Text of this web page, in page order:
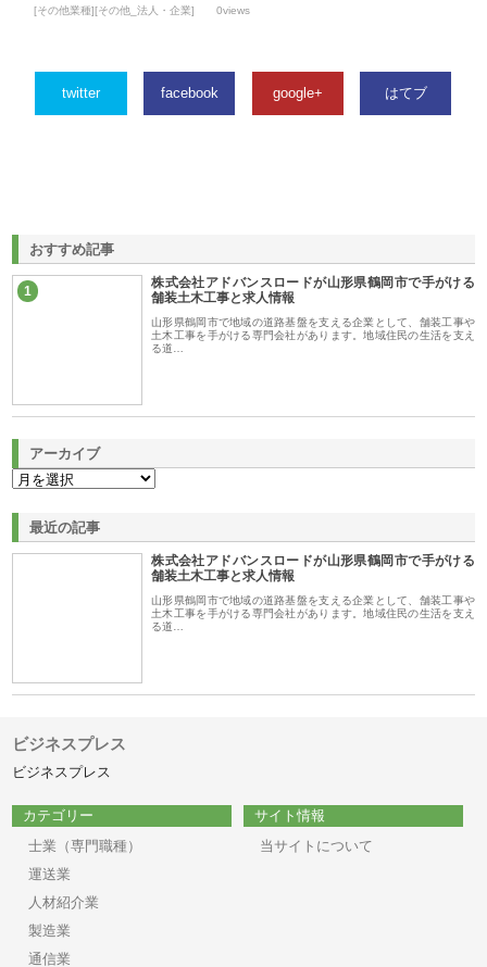
[その他業種][その他_法人・企業] 0views
twitter facebook google+ はてブ
おすすめ記事
1
株式会社アドバンスロードが山形県鶴岡市で手がける
舗装土木工事と求人情報
山形県鶴岡市で地域の道路基盤を支える企業として、舗装工事や
土木工事を手がける専門会社があります。地域住民の生活を支え
る道…
アーカイブ
最近の記事
株式会社アドバンスロードが山形県鶴岡市で手がける
舗装土木工事と求人情報
山形県鶴岡市で地域の道路基盤を支える企業として、舗装工事や
土木工事を手がける専門会社があります。地域住民の生活を支え
る道…
ビジネスプレス
ビジネスプレス
カテゴリー
士業（専門職種）
運送業
人材紹介業
製造業
通信業
サイト情報
当サイトについて